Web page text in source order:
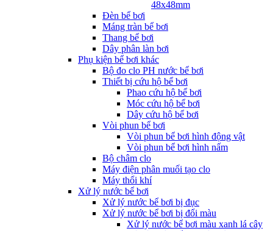
48x48mm
Đèn bể bơi
Máng tràn bể bơi
Thang bể bơi
Dây phân làn bơi
Phụ kiện bể bơi khác
Bộ đo clo PH nước bể bơi
Thiết bị cứu hộ bể bơi
Phao cứu hộ bể bơi
Móc cứu hộ bể bơi
Dây cứu hộ bể bơi
Vòi phun bể bơi
Vòi phun bể bơi hình động vật
Vòi phun bể bơi hình nấm
Bộ châm clo
Máy điện phân muối tạo clo
Máy thổi khí
Xử lý nước bể bơi
Xử lý nước bể bơi bị đục
Xử lý nước bể bơi bị đổi màu
Xử lý nước bể bơi màu xanh lá cây